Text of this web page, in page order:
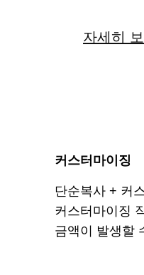
자세히
커스터마이징
단순복사 + 커
커스터마이징
금액이 발생할